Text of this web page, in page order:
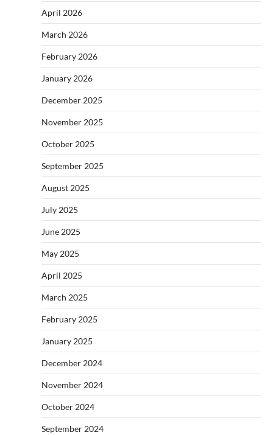
April 2026
March 2026
February 2026
January 2026
December 2025
November 2025
October 2025
September 2025
August 2025
July 2025
June 2025
May 2025
April 2025
March 2025
February 2025
January 2025
December 2024
November 2024
October 2024
September 2024